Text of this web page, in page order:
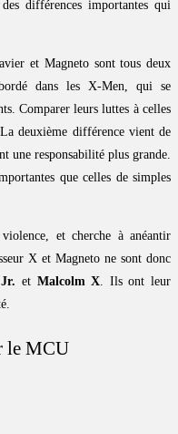
différences importantes qui
et Magneto sont tous deux
dans les X-Men, qui se
Comparer leurs luttes à celles
deuxième différence vient de
une responsabilité plus grande.
que celles de simples
et cherche à anéantir
X et Magneto ne sont donc
et Malcolm X. Ils ont leur
le MCU